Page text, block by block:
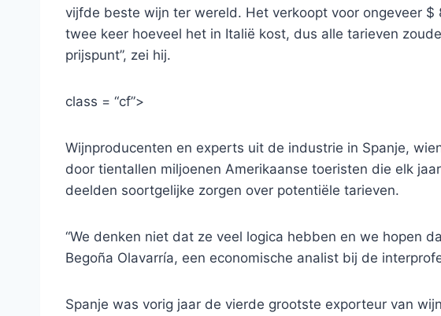
vijfde beste wijn ter wereld. Het verkoopt voor ongeveer
twee keer hoeveel het in Italië kost, dus alle tarieven
prijspunt”, zei hij.
class = “cf”>
Wijnproducenten en experts uit de industrie in Spanje,
door tientallen miljoenen Amerikaanse toeristen die elk
deelden soortgelijke zorgen over potentiële tarieven.
“We denken niet dat ze veel logica hebben en we hopen
Begoña Olavarría, een economische analist bij de
Spanje was vorig jaar de vierde grootste exporteur van